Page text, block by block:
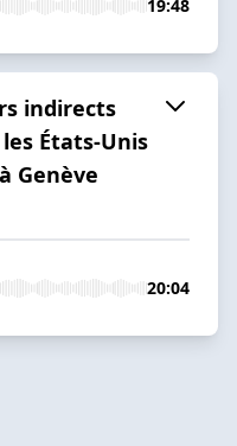
19:48
indirects
États-Unis
Genève
20:04